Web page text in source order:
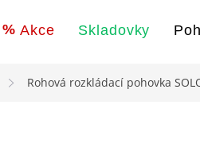
Akce Skladovky
Rohová rozkládací pohovka